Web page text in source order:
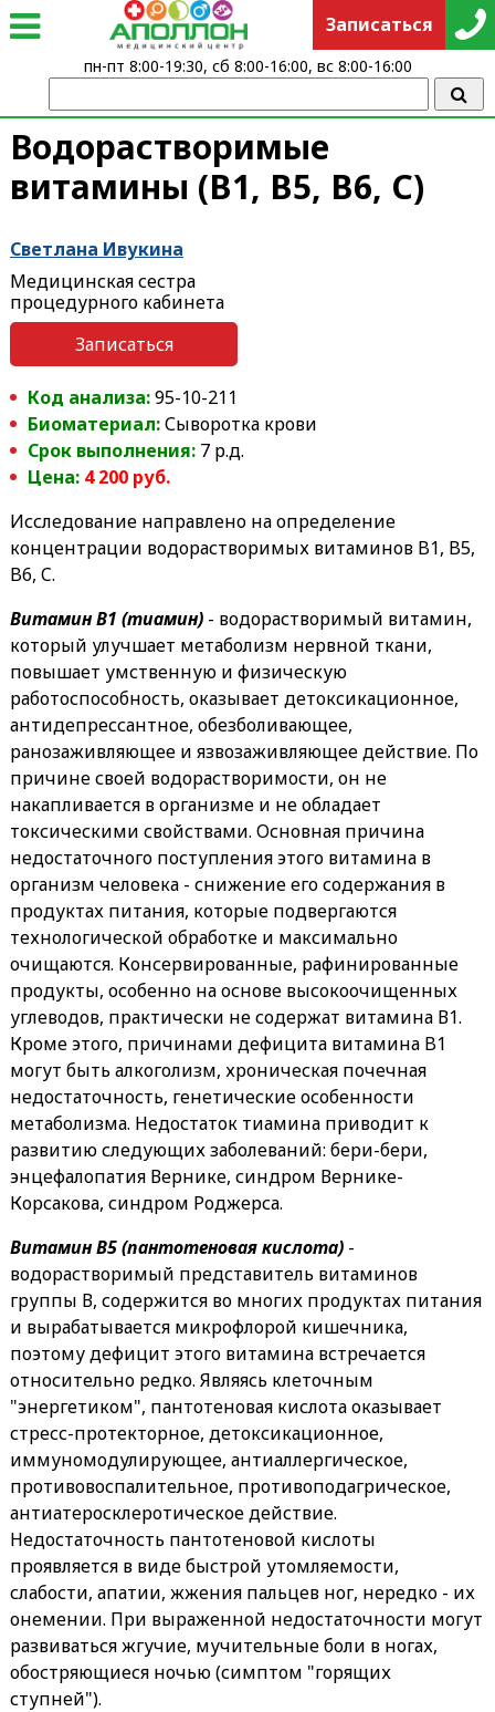
Водорастворимые
витамины (B1, B5, B6, C)
Светлана Ивукина
Медицинская сестра
процедурного кабинета
Записаться
Код анализа:95-10-211
Биоматериал:Сыворотка крови
Срок выполнения:7 р.д.
Цена: 4 200 руб.
Исследование направлено на определение
концентрации водорастворимых витаминов B1, B5,
B6, C.
Витамин В1 (тиамин)- водорастворимый витамин,
который улучшает метаболизм нервной ткани,
повышает умственную и физическую
работоспособность, оказывает детоксикационное,
антидепрессантное, обезболивающее,
ранозаживляющее и язвозаживляющее действие. По
причине своей водорастворимости, он не
накапливается в организме и не обладает
токсическими свойствами. Основная причина
недостаточного поступления этого витамина в
организм человека - снижение его содержания в
продуктах питания, которые подвергаются
технологической обработке и максимально
очищаются. Консервированные, рафинированные
продукты, особенно на основе высокоочищенных
углеводов, практически не содержат витамина В1.
Кроме этого, причинами дефицита витамина B1
могут быть алкоголизм, хроническая почечная
недостаточность, генетические особенности
метаболизма. Недостаток тиамина приводит к
развитию следующих заболеваний: бери-бери,
энцефалопатия Вернике, синдром Вернике-
Корсакова, синдром Роджерса.
Витамин В5 (пантотеновая кислота)-
водорастворимый представитель витаминов
группы В, содержится во многих продуктах питания
и вырабатывается микрофлорой кишечника,
поэтому дефицит этого витамина встречается
относительно редко. Являясь клеточным
"энергетиком", пантотеновая кислота оказывает
стресс-протекторное, детоксикационное,
иммуномодулирующее, антиаллергическое,
противовоспалительное, противоподагрическое,
антиатеросклеротическое действие.
Недостаточность пантотеновой кислоты
проявляется в виде быстрой утомляемости,
слабости, апатии, жжения пальцев ног, нередко - их
онемении. При выраженной недостаточности могут
развиваться жгучие, мучительные боли в ногах,
обостряющиеся ночью (симптом "горящих
ступней").
Записаться
пн-пт 8:00-19:30, сб 8:00-16:00, вс 8:00-16:00